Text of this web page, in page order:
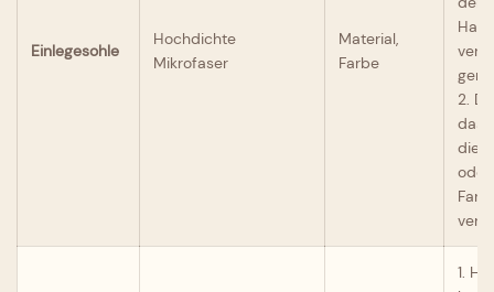
Einlegesohle
Hochdichte
Mikrofaser
Material,
Farbe
2.
das
die
oder
1.